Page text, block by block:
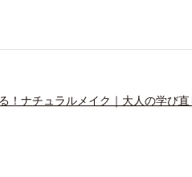
！ナチュラルメイク｜大人の学び直